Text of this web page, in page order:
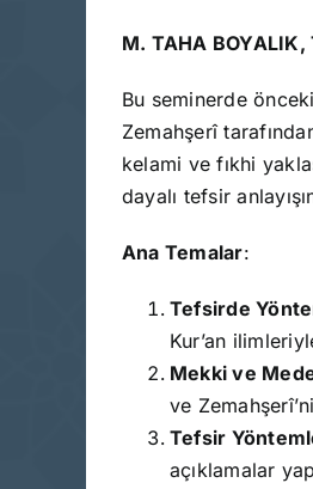
M. TAHA BOYALIK,
Bu seminerde
Zemahşerî
kelami ve fıkhi
dayalı tefsir
Ana Temalar:
Tefsirde
Kur’an
Mekki ve
ve
Tefsir
açıklamalar